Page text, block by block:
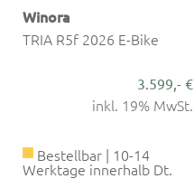
Winora
TRIA R5f 2026 E-Bike
3.599,- €
inkl. 19% MwSt.
Bestellbar | 10-14
Werktage innerhalb Dt.